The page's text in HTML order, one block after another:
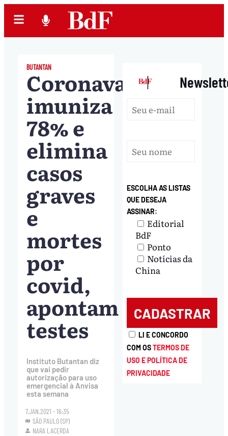
BUTANTAN
Coronavac
imuniza
78% e
elimina
casos
graves
e
mortes
por
covid,
apontam
testes
Instituto Butantan diz
que vai pedir
autorização para uso
emergencial à Anvisa
esta semana
7.JAN.2021 - 16:35
SÃO PAULO (SP)
NARA LACERDA
|
ESCOLHA AS LISTAS
QUE DESEJA
ASSINAR:
Editorial
BdF
Ponto
Notícias da
China
LI E CONCORDO
COM OSTERMOS DE
USO E POLÍTICA DE
PRIVACIDADE